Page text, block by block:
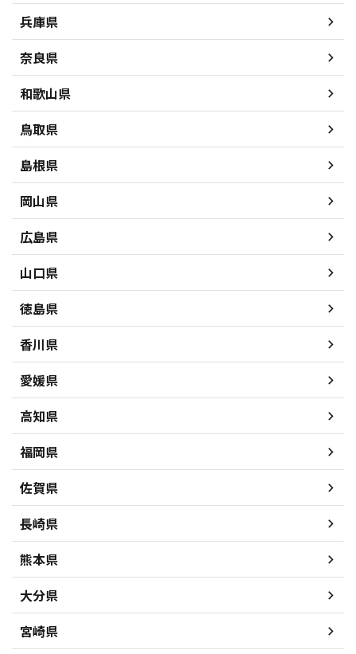
兵庫県
奈良県
和歌山県
鳥取県
島根県
岡山県
広島県
山口県
徳島県
香川県
愛媛県
高知県
福岡県
佐賀県
長崎県
熊本県
大分県
宮崎県